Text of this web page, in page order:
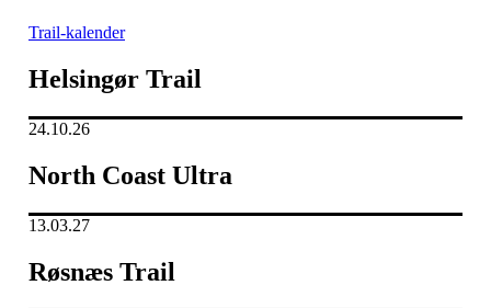
Trail-kalender
Helsingør Trail
24.10.26
North Coast Ultra
13.03.27
Røsnæs Trail